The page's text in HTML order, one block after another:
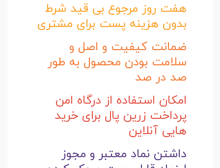
هفت روز مرجوع بی قید شرط
بدون هزینه پست برای مشتری
ضمانت کیفیت و اصل و
سلامت بودن محصول به طور
صد در صد
امکان استفاده از درگاه امن
پرداخت زرین پال برای خرید
هایی آنلاین
داشتن نماد معتبر و مجوز